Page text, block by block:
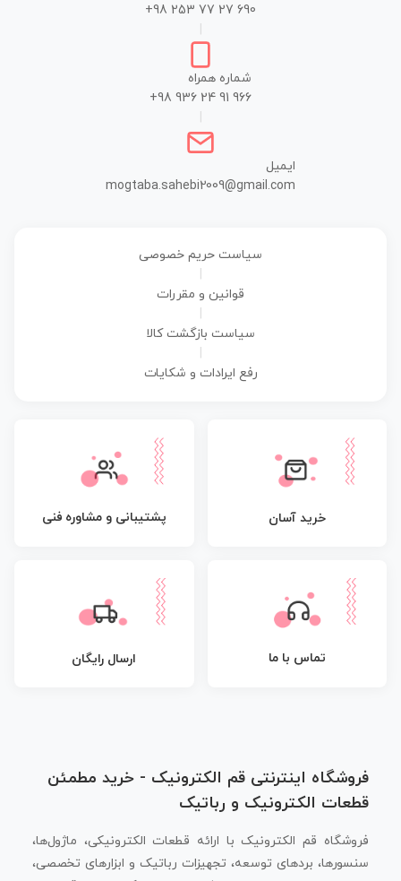
+98 253 77 27 690
شماره همراه
+98 936 24 91 966
ایمیل
mogtaba.sahebi2009@gmail.com
سیاست حریم خصوصی
قوانین و مقررات
سیاست بازگشت کالا
رفع ایرادات و شکایات
خرید آسان پشتیبانی و مشاوره فنی
تماس با ما ارسال رایگان
فروشگاه اینترنتی قم الکترونیک - خرید مطمئن
قطعات الکترونیک و رباتیک
فروشگاه قم الکترونیک با ارائه قطعات الکترونیکی، ماژول‌ها،
سنسورها، بردهای توسعه، تجهیزات رباتیک و ابزارهای تخصصی،